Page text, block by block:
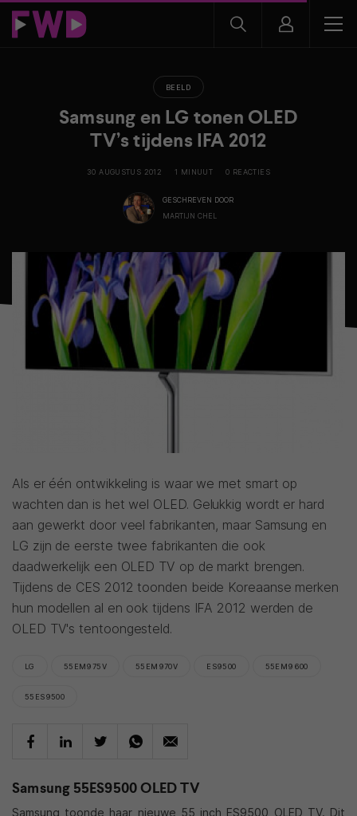
BEELD
Samsung en LG tonen OLED
TV’s tijdens IFA 2012
30 AUGUSTUS 2012 1 MINUUT 0 REACTIES
GESCHREVEN DOOR
MARTIJN CHEL
Als er één ontwikkeling is waar we met smart op
wachten dan is het wel OLED. Gelukkig wordt er hard
aan gewerkt door veel fabrikanten, maar Samsung en
LG zijn de eerste twee fabrikanten die ook
daadwerkelijk een OLED TV op de markt brengen.
Tijdens de CES 2012 toonden beide Koreaanse merken
hun modellen al en ook tijdens IFA 2012 werden de
OLED TV's tentoongesteld.
LG 55EM975V 55EM970V ES9500 55EM9600
55ES9500
Samsung 55ES9500 OLED TV
Samsung toonde haar nieuwe 55 inch ES9500 OLED TV. Dit